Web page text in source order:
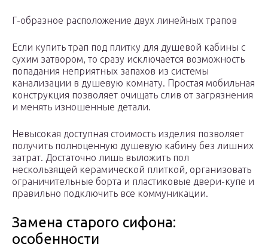
Г-образное расположение двух линейных трапов
Если купить трап под плитку для душевой кабины с
сухим затвором, то сразу исключается возможность
попадания неприятных запахов из системы
канализации в душевую комнату. Простая мобильная
конструкция позволяет очищать слив от загрязнения
и менять изношенные детали.
Невысокая доступная стоимость изделия позволяет
получить полноценную душевую кабину без лишних
затрат. Достаточно лишь выложить пол
нескользящей керамической плиткой, организовать
ограничительные борта и пластиковые двери-купе и
правильно подключить все коммуникации.
Замена старого сифона:
особенности